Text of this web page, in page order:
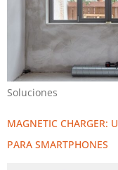
Soluciones
MAGNETIC CHARGER:
PARA SMARTPHONES